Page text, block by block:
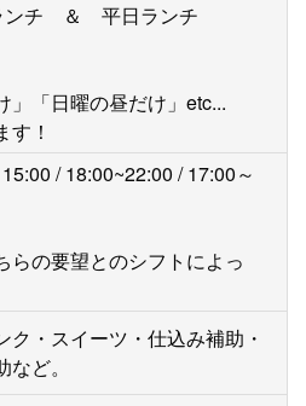
ンチ ＆ 平日ランチ
」「日曜の昼だけ」etc...
す！
/ 18:00~22:00 / 17:00～
らの要望とのシフトによっ
ク・スイーツ・仕込み補助・
など。